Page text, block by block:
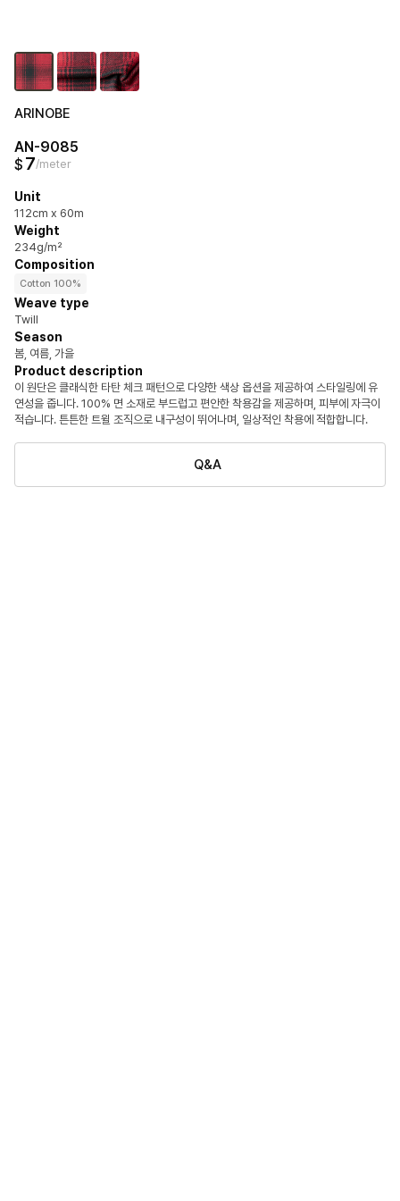
ARINOBE
AN-9085
$ 7/meter
Unit
112cm x 60m
Weight
234g/m²
Composition
Cotton 100%
Weave type
Twill
Season
봄, 여름, 가을
Product description
이 원단은 클래식한 타탄 체크 패턴으로 다양한 색상 옵션을 제공하여 스타일링에 유
연성을 줍니다. 100% 면 소재로 부드럽고 편안한 착용감을 제공하며, 피부에 자극이
적습니다. 튼튼한 트윌 조직으로 내구성이 뛰어나며, 일상적인 착용에 적합합니다.
Q&A